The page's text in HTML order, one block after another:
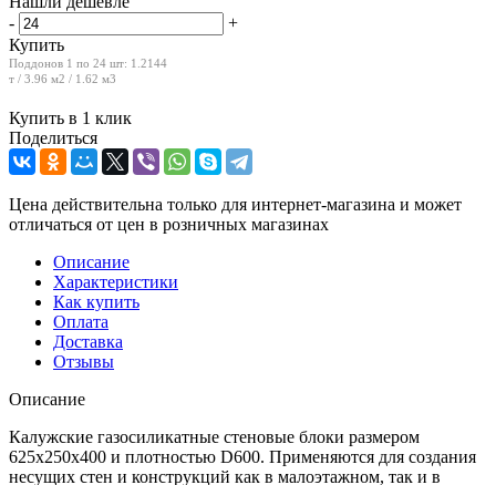
-
+
Купить
Поддонов 1 по 24 шт: 1.2144
т / 3.96 м2 / 1.62 м3
Купить в 1 клик
Поделиться
Цена действительна только для интернет-магазина и может
отличаться от цен в розничных магазинах
Описание
Характеристики
Как купить
Оплата
Доставка
Отзывы
Описание
Калужские газосиликатные стеновые блоки размером
625x250x400 и плотностью D600. Применяются для создания
несущих стен и конструкций как в малоэтажном, так и в